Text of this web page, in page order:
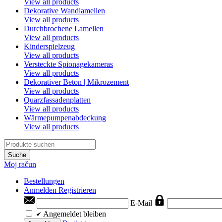
View all products
Dekorative Wandlamellen
View all products
Durchbrochene Lamellen
View all products
Kinderspielzeug
View all products
Versteckte Spionagekameras
View all products
Dekorativer Beton | Mikrozement
View all products
Quarzfassadenplatten
View all products
Wärmepumpenabdeckung
View all products
Suche
Moj račun
Bestellungen
Anmelden Registrieren
E-Mail
Angemeldet bleiben